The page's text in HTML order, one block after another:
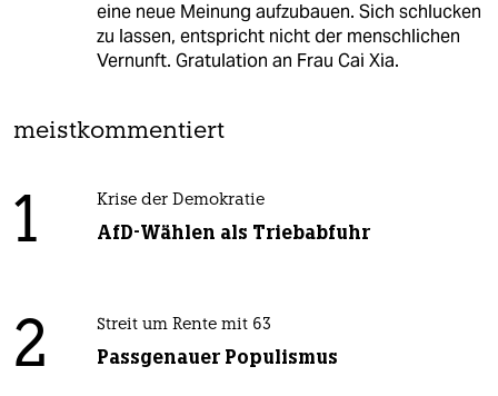
eine neue Meinung aufzubauen. Sich schlucken
zu lassen, entspricht nicht der menschlichen
Vernunft. Gratulation an Frau Cai Xia.
meistkommentiert
1 Krise der Demokratie
AfD-Wählen als Triebabfuhr
2 Streit um Rente mit 63
Passgenauer Populismus